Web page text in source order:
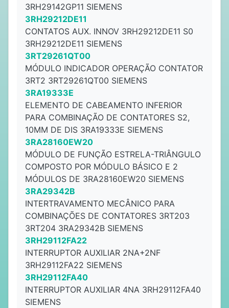
3RH29142GP11 SIEMENS
3RH29212DE11
CONTATOS AUX. INNOV 3RH29212DE11 S0
3RH29212DE11 SIEMENS
3RT29261QT00
MÓDULO INDICADOR OPERAÇÃO CONTATOR
3RT2 3RT29261QT00 SIEMENS
3RA19333E
ELEMENTO DE CABEAMENTO INFERIOR
PARA COMBINAÇÃO DE CONTATORES S2,
10MM DE DIS 3RA19333E SIEMENS
3RA28160EW20
MÓDULO DE FUNÇÃO ESTRELA-TRIÂNGULO
COMPOSTO POR MÓDULO BÁSICO E 2
MÓDULOS DE 3RA28160EW20 SIEMENS
3RA29342B
INTERTRAVAMENTO MECÂNICO PARA
COMBINAÇÕES DE CONTATORES 3RT203
3RT204 3RA29342B SIEMENS
3RH29112FA22
INTERRUPTOR AUXILIAR 2NA+2NF
3RH29112FA22 SIEMENS
3RH29112FA40
INTERRUPTOR AUXILIAR 4NA 3RH29112FA40
SIEMENS